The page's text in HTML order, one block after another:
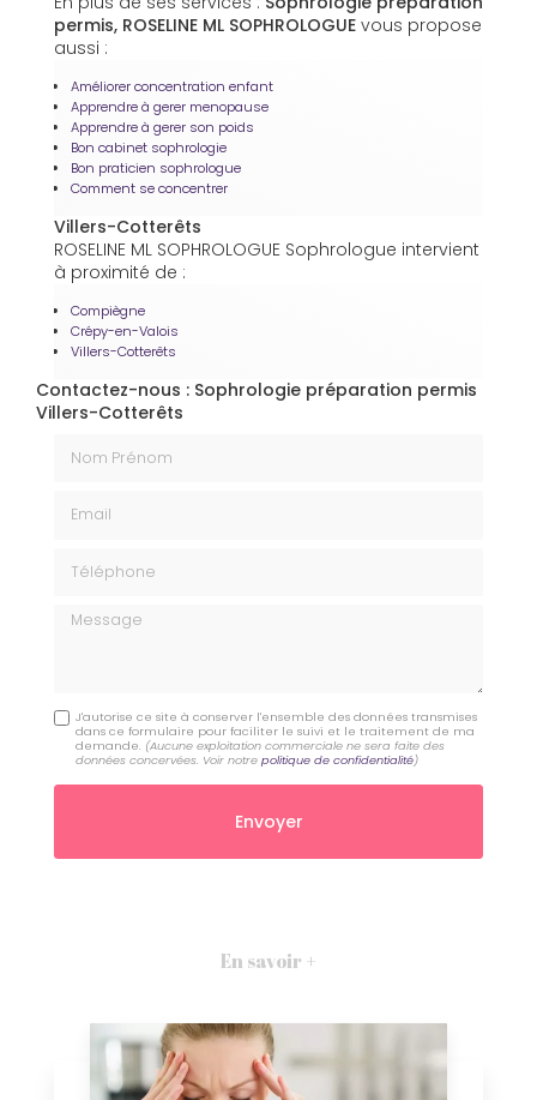
permis, ROSELINE ML SOPHROLOGUE vous propose
aussi :
Améliorer concentration enfant
Apprendre à gerer menopause
Apprendre à gerer son poids
Bon cabinet sophrologie
Bon praticien sophrologue
Comment se concentrer
Villers-Cotterêts
ROSELINE ML SOPHROLOGUE Sophrologue intervient
à proximité de :
Compiègne
Crépy-en-Valois
Villers-Cotterêts
Contactez-nous : Sophrologie préparation permis
Villers-Cotterêts
Message
J'autorise ce site à conserver l'ensemble des données transmises
dans ce formulaire pour faciliter le suivi et le traitement de ma
demande. (Aucune exploitation commerciale ne sera faite des
données concervées. Voir notrepolitique de confidentialité)
En savoir +